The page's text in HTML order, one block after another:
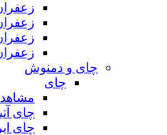
چای و دمنوش
چای
چای
چای